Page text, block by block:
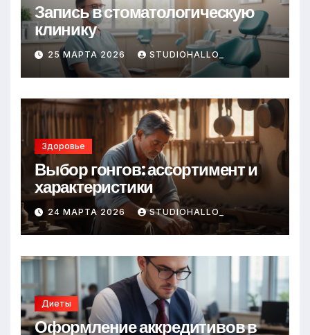
Запись в стоматологическую
клинику
25 МАРТА 2026 STUDIOHALLO_
Здоровье
Выбор гонгов: ассортимент и
характеристики
24 МАРТА 2026 STUDIOHALLO_
Диеты
Оформление аккредитивов в